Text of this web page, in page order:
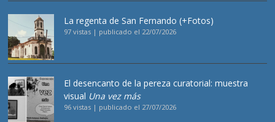
La regenta de San Fernando (+Fotos)
97 vistas | publicado el 22/07/2026
El desencanto de la pereza curatorial: muestra
visual Una vez más
96 vistas | publicado el 27/07/2026